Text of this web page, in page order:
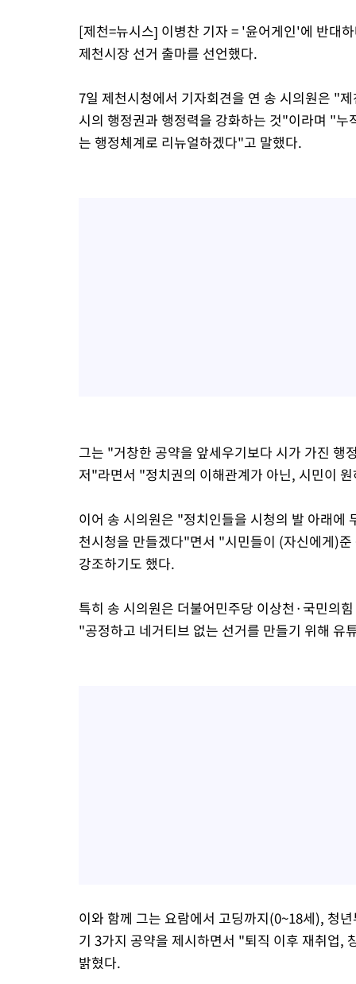
[제천=뉴시스] 이병찬 기자 = '윤어게인'에 반대
제천시장 선거 출마를 선언했다.
7일 제천시청에서 기자회견을 연 송 시의원은 "
시의 행정권과 행정력을 강화하는 것"이라며 "
는 행정체계로 리뉴얼하겠다"고 말했다.
그는 "거창한 공약을 앞세우기보다 시가 가진 행
저"라면서 "정치권의 이해관계가 아닌, 시민이
이어 송 시의원은 "정치인들을 시청의 발 아래에
천시청을 만들겠다"면서 "시민들이 (자신에게)
강조하기도 했다.
특히 송 시의원은 더불어민주당 이상천·국민의
"공정하고 네거티브 없는 선거를 만들기 위해 유
이와 함께 그는 요람에서 고딩까지(0~18세), 청
기 3가지 공약을 제시하면서 "퇴직 이후 재취업,
밝혔다.